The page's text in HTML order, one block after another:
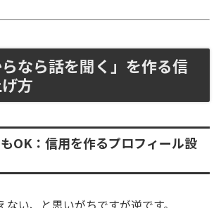
らなら話を聞く」を作る信
方
OK：信用を作るプロフィール設